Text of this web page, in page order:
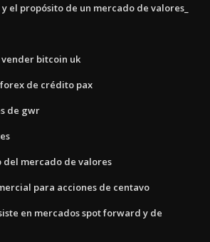
el propósito de un mercado de valores_
bitcoin uk
de crédito pax
de gwr
mercado de valores
para acciones de centavo
en mercados spot forward y de